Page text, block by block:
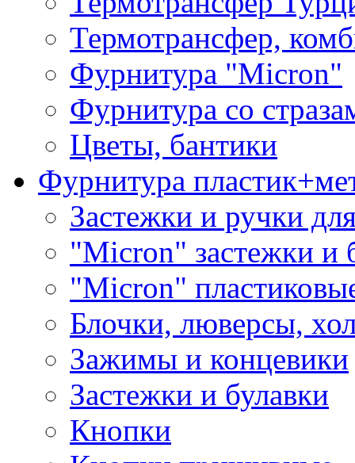
Термотрансфер,
Фурнитура "Micron"
Фурнитура со
Цветы, бантики
Фурнитура
Застежки и ручки
"Micron" застежки и
"Micron"
Блочки, люверсы,
Зажимы и концевики
Застежки и булавки
Кнопки